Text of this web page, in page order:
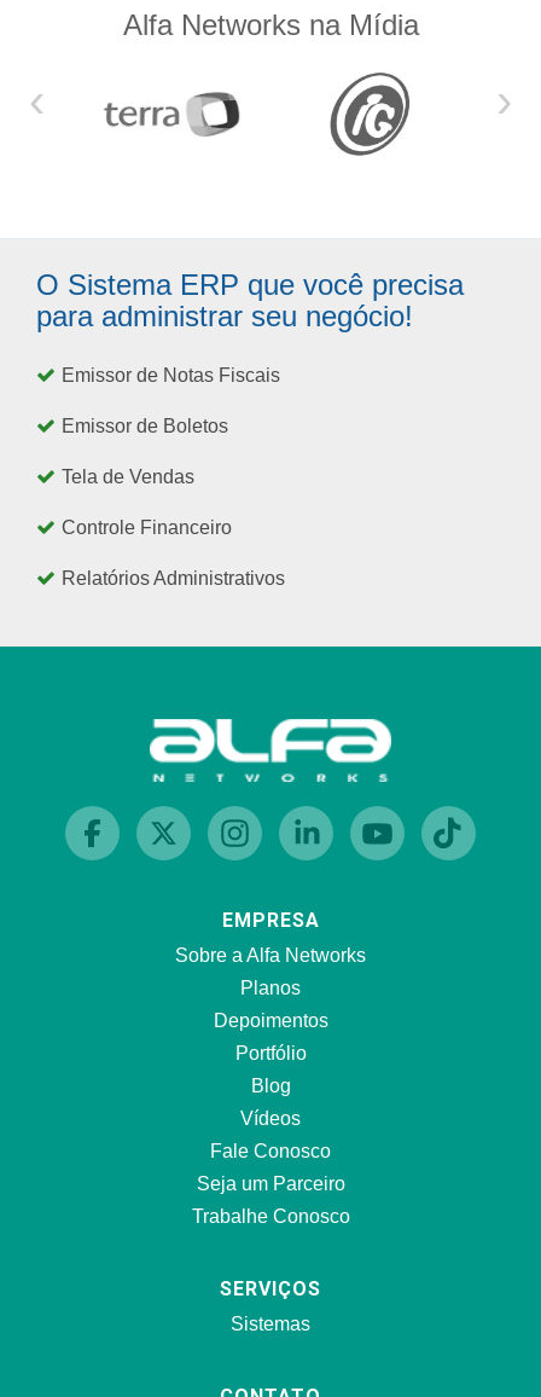
Alfa Networks na Mídia
‹ ›
O Sistema ERP que você precisa
para administrar seu negócio!
Emissor de Notas Fiscais
Emissor de Boletos
Tela de Vendas
Controle Financeiro
Relatórios Administrativos
EMPRESA
Sobre a Alfa Networks
Planos
Depoimentos
Portfólio
Blog
Vídeos
Fale Conosco
Seja um Parceiro
Trabalhe Conosco
SERVIÇOS
Sistemas